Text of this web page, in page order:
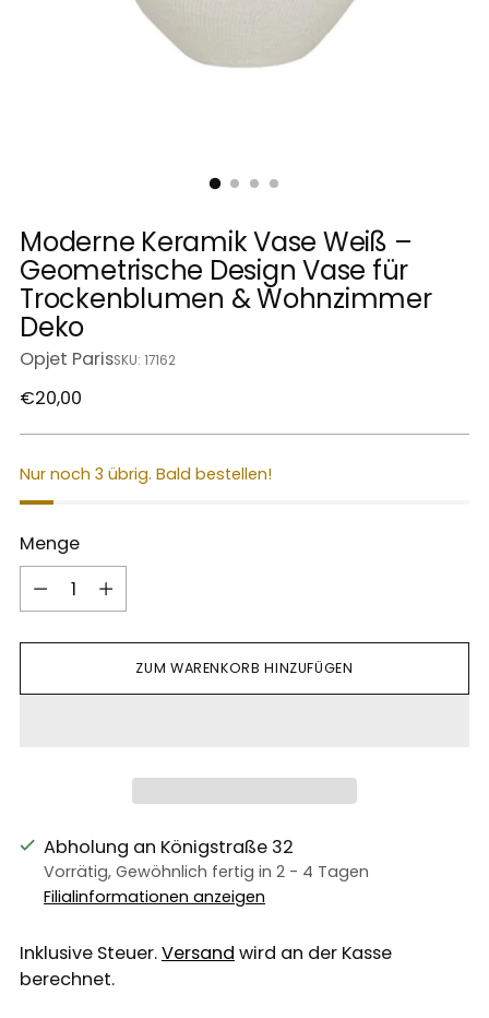
Moderne Keramik Vase Weiß –
Geometrische Design Vase für
Trockenblumen & Wohnzimmer
Deko
Opjet ParisSKU: 17162
Regulärer
€20,00
Nur noch 3 übrig. Bald bestellen!
Menge
Menge
ZUM WARENKORB HINZUFÜGEN
Abholung an Königstraße 32
Vorrätig, Gewöhnlich fertig in 2 - 4 Tagen
Filialinformationen anzeigen
Inklusive Steuer.Versand wird an der Kasse
berechnet.